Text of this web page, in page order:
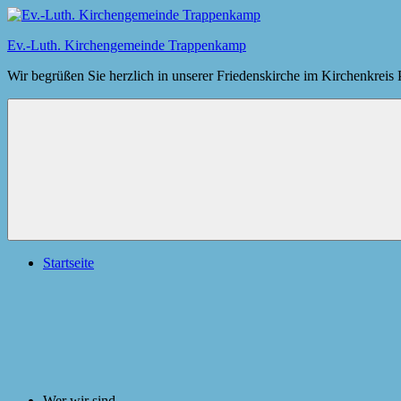
Zum
springen
Ev.-Luth. Kirchengemeinde Trappenkamp
Wir begrüßen Sie herzlich in unserer Friedenskirche im Kirchenkreis
Menü
Startseite